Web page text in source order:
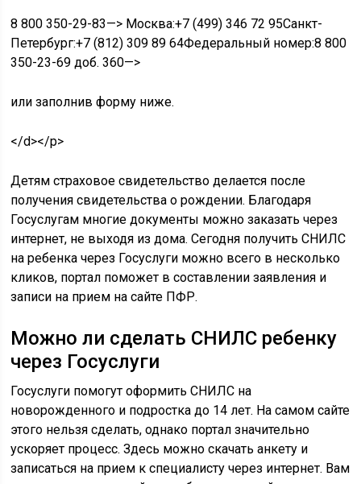
8 800 350-29-83—> Москва:+7 (499) 346 72 95Санкт-
Петербург:+7 (812) 309 89 64Федеральный номер:8 800
350-23-69 доб. 360—>
или заполнив форму ниже.
</d></p>
Детям страховое свидетельство делается после
получения свидетельства о рождении. Благодаря
Госуслугам многие документы можно заказать через
интернет, не выходя из дома. Сегодня получить СНИЛС
на ребенка через Госуслуги можно всего в несколько
кликов, портал поможет в составлении заявления и
записи на прием на сайте ПФР.
Можно ли сделать СНИЛС ребенку
через Госуслуги
Госуслуги помогут оформить СНИЛС на
новорожденного и подростка до 14 лет. На самом сайте
этого нельзя сделать, однако портал значительно
ускоряет процесс. Здесь можно скачать анкету и
записаться на прием к специалисту через интернет. Вам